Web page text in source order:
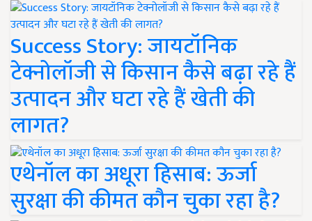
Success Story: जायटॉनिक
टेक्नोलॉजी से किसान कैसे बढ़ा रहे हैं
उत्पादन और घटा रहे हैं खेती की
लागत?
एथेनॉल का अधूरा हिसाब: ऊर्जा
सुरक्षा की कीमत कौन चुका रहा है?